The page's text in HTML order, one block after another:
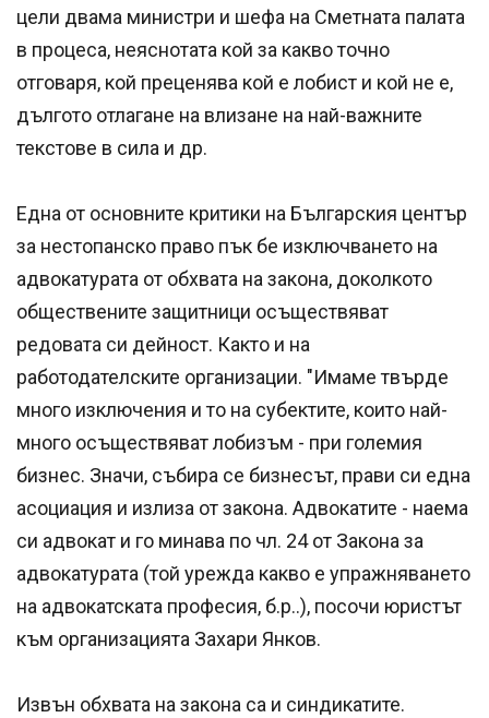
цели двама министри и шефа на Сметната палата
в процеса, неяснотата кой за какво точно
отговаря, кой преценява кой е лобист и кой не е,
дългото отлагане на влизане на най-важните
текстове в сила и др.
Една от основните критики на Българския център
за нестопанско право пък бе изключването на
адвокатурата от обхвата на закона, доколкото
обществените защитници осъществяват
редовата си дейност. Както и на
работодателските организации. "Имаме твърде
много изключения и то на субектите, които най-
много осъществяват лобизъм - при големия
бизнес. Значи, събира се бизнесът, прави си една
асоциация и излиза от закона. Адвокатите - наема
си адвокат и го минава по чл. 24 от Закона за
адвокатурата (той урежда какво е упражняването
на адвокатската професия, б.р..), посочи юристът
към организацията Захари Янков.
Извън обхвата на закона са и синдикатите.